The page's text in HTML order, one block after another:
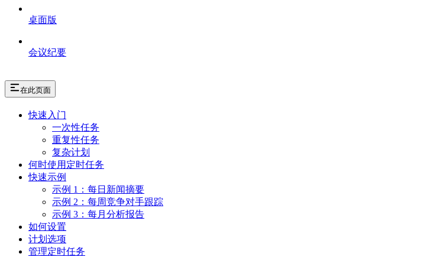
桌面版
会议纪要
在此页面
快速入门
一次性任务
重复性任务
复杂计划
何时使用定时任务
快速示例
示例 1：每日新闻摘要
示例 2：每周竞争对手跟踪
示例 3：每月分析报告
如何设置
计划选项
管理定时任务